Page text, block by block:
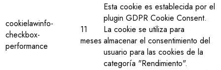
cookielawinfo-
checkbox-
performance
11
meses
Esta cookie es establecida por el
plugin GDPR Cookie Consent.
La cookie se utiliza para
almacenar el consentimiento del
usuario para las cookies de la
categoría "Rendimiento".